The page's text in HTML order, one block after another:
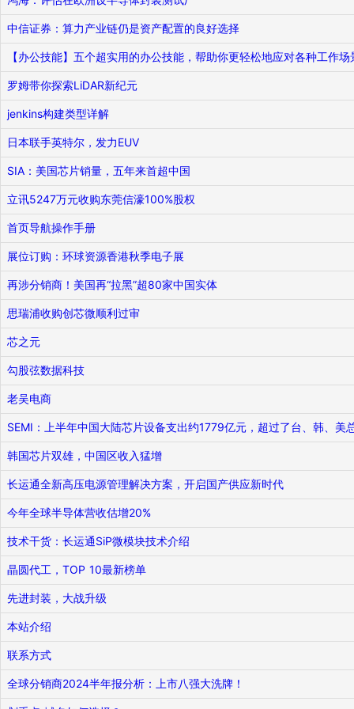
中信证券：算力产业链仍是资产配置的良好选择
【办公技能】五个超实用的办公技能，帮助你更轻松地应对各种工作场
罗姆带你探索LiDAR新纪元
jenkins构建类型详解
日本联手英特尔，发力EUV
SIA：美国芯片销量，五年来首超中国
立讯5247万元收购东莞信濠100%股权
首页导航操作手册
展位订购：环球资源香港秋季电子展
再涉分销商！美国再“拉黑”超80家中国实体
思瑞浦收购创芯微顺利过审
芯之元
勾股弦数据科技
老吴电商
SEMI：上半年中国大陆芯片设备支出约1779亿元，超过了台、韩、美
韩国芯片双雄，中国区收入猛增
长运通全新高压电源管理解决方案，开启国产供应新时代
今年全球半导体营收估增20%
技术干货：长运通SiP微模块技术介绍
晶圆代工，TOP 10最新榜单
先进封装，大战升级
本站介绍
联系方式
全球分销商2024半年报分析：上市八强大洗牌！